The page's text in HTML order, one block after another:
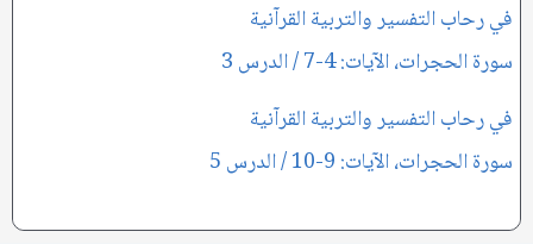
في رحاب التفسير والتربية القرآنية
سورة الحجرات، الآيات: 4-7 / الدرس 3
في رحاب التفسير والتربية القرآنية
سورة الحجرات، الآيات: 9-10 / الدرس 5